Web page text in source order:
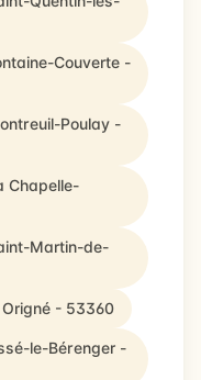
Couverte -
Poulay -
Chapelle-
Martin-de-
- 53360
le-Bérenger -